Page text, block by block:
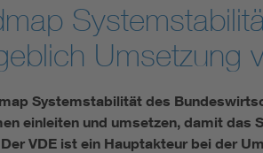
Umsetzung
Systemstabilität des
einleiten und umsetzen, damit das
VDE ist ein Hauptakteur bei der